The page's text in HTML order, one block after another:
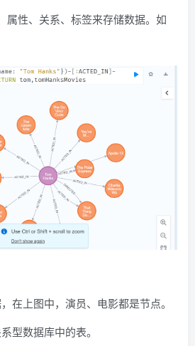
属性、关系、标签来存储数据。如
在上图中，演员、电影都是节点。
型数据库中的表。